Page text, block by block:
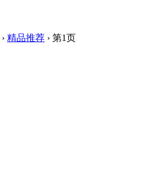
› 精品推荐 › 第1页